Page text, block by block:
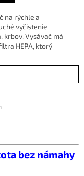
na rýchle a
vyčistenie
krbov. Vysávač má
HEPA, ktorý
bez námahy